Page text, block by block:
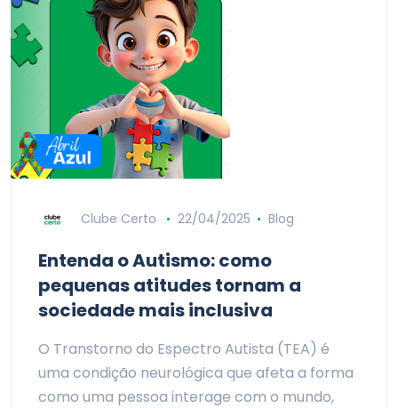
Clube Certo 22/04/2025 Blog
Entenda o Autismo: como
pequenas atitudes tornam a
sociedade mais inclusiva
O Transtorno do Espectro Autista (TEA) é
uma condição neurológica que afeta a forma
como uma pessoa interage com o mundo,